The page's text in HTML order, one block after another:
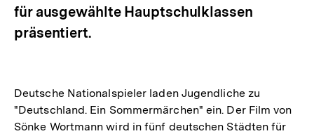
für ausgewählte Hauptschulklassen
präsentiert.
Deutsche Nationalspieler laden Jugendliche zu
"Deutschland. Ein Sommermärchen" ein. Der Film von
Sönke Wortmann wird in fünf deutschen Städten für